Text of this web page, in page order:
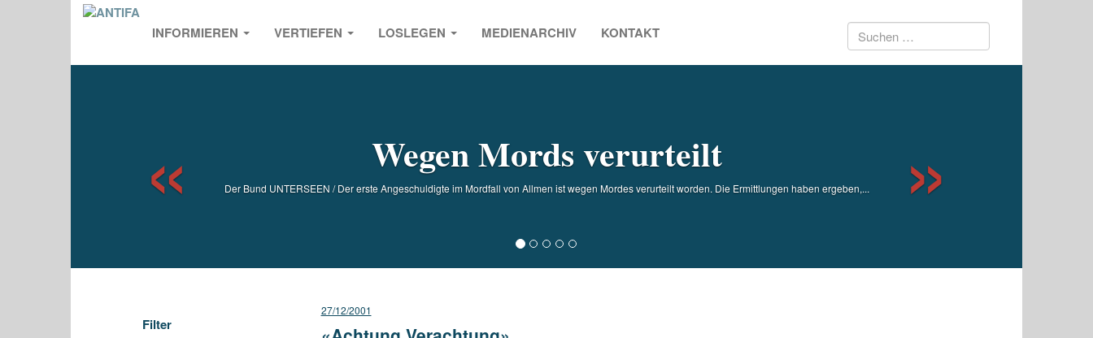
INFORMIEREN VERTIEFEN LOSLEGEN MEDIENARCHIV KONTAKT Suchen
Wegen Mords verurteilt
Der Bund UNTERSEEN / Der erste Angeschuldigte im Mordfall von Allmen ist wegen Mordes verurteilt worden. Die Ermittlungen haben ergeben,...
Filter
27/12/2001